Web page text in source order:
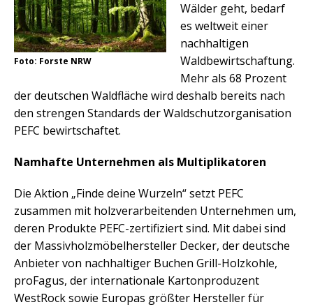
Foto: Forste NRW
Wälder geht, bedarf
es weltweit einer
nachhaltigen
Waldbewirtschaftung.
Mehr als 68 Prozent
der deutschen Waldfläche wird deshalb bereits nach
den strengen Standards der Waldschutzorganisation
PEFC bewirtschaftet.
Namhafte Unternehmen als Multiplikatoren
Die Aktion „Finde deine Wurzeln“ setzt PEFC
zusammen mit holzverarbeitenden Unternehmen um,
deren Produkte PEFC-zertifiziert sind. Mit dabei sind
der Massivholzmöbelhersteller Decker, der deutsche
Anbieter von nachhaltiger Buchen Grill-Holzkohle,
proFagus, der internationale Kartonproduzent
WestRock sowie Europas größter Hersteller für